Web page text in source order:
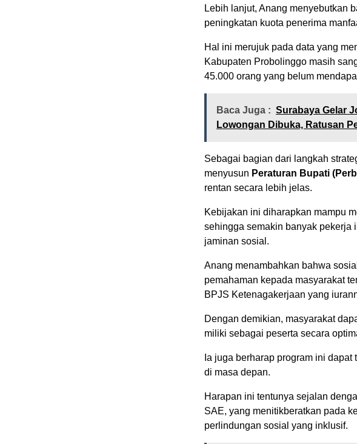
Lebih lanjut, Anang menyebutkan
peningkatan kuota penerima
Hal ini merujuk pada data yang
Kabupaten Probolinggo masih
45.000 orang yang belum
Baca Juga : Surabaya Gelar
Lowongan Dibuka, Ratusan
Sebagai bagian dari langkah
menyusun Peraturan Bupati
rentan secara lebih jelas.
Kebijakan ini diharapkan mampu
sehingga semakin banyak pekerja
jaminan sosial.
Anang menambahkan bahwa
pemahaman kepada masyarakat
BPJS Ketenagakerjaan yang
Dengan demikian, masyarakat
miliki sebagai peserta secara
Ia juga berharap program ini
di masa depan.
Harapan ini tentunya sejalan
SAE, yang menitikberatkan pada
perlindungan sosial yang inklusif.